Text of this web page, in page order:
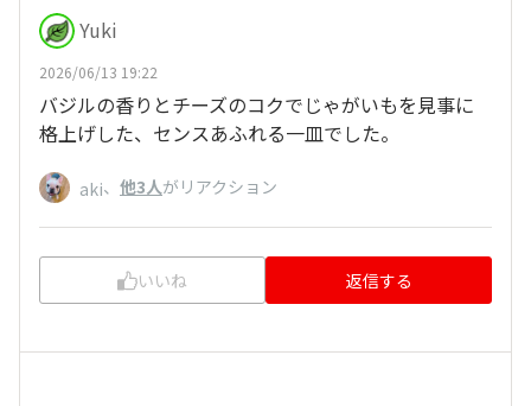
Yuki
2026/06/13 19:22
バジルの香りとチーズのコクでじゃがいもを見事に
格上げした、センスあふれる一皿でした。
aki、 他3人がリアクション
いいね 返信する